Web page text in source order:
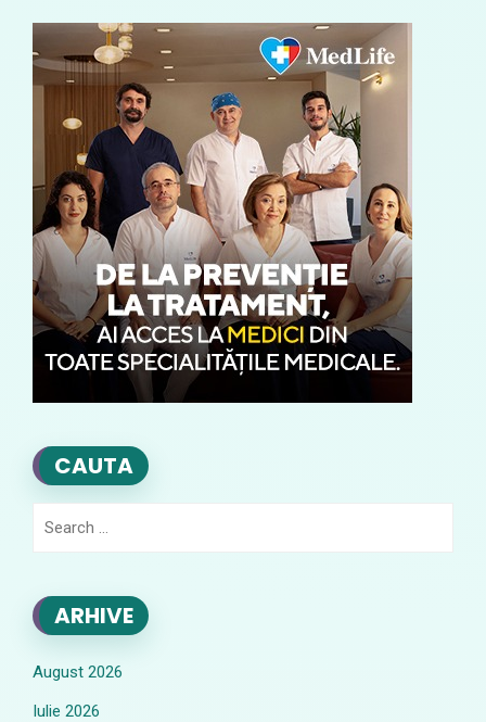
CAUTA
ARHIVE
August 2026
Iulie 2026